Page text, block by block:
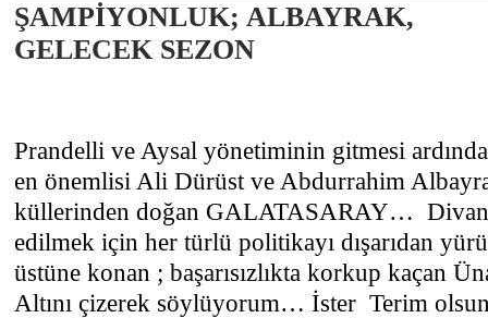
ŞAMPİYONLUK; ALBAYRAK,
GELECEK SEZON
Prandelli ve Aysal yönetiminin gitmesi
en önemlisi Ali Dürüst ve Abdurrahim
küllerinden doğan GALATASARAY…
edilmek için her türlü politikayı dışarıdan
üstüne konan ; başarısızlıkta korkup kaçan
Altını çizerek söylüyorum… İster Terim